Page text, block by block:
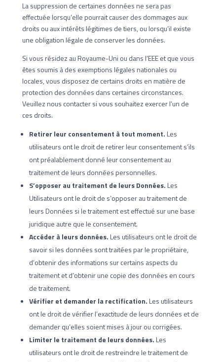
La suppression de certaines données ne sera pas
effectuée lorsqu’elle pourrait causer des dommages aux
droits ou aux intérêts légitimes de tiers, ou lorsqu’il existe
une obligation légale de conserver les données.
Si vous résidez au Royaume-Uni ou dans l’EEE et que vous
êtes soumis à des exemptions légales nationales ou
locales, vous disposez de certains droits en matière de
protection des données dans certaines circonstances.
Veuillez nous contacter si vous souhaitez exercer l’un de
ces droits.
Retirer leur consentement à tout moment.Les
utilisateurs ont le droit de retirer leur consentement s’ils
ont préalablement donné leur consentement au
traitement de leurs données personnelles.
S’opposer au traitement de leurs Données.Les
Utilisateurs ont le droit de s’opposer au traitement de
leurs Données si le traitement est effectué sur une base
juridique autre que le consentement.
Accéder à leurs données.Les utilisateurs ont le droit de
savoir si les données sont traitées par le propriétaire,
d’obtenir des informations sur certains aspects du
traitement et d’obtenir une copie des données en cours
de traitement.
Vérifier et demander la rectification.Les utilisateurs
ont le droit de vérifier l’exactitude de leurs données et de
demander qu’elles soient mises à jour ou corrigées.
Limiter le traitement de leurs données.Les
utilisateurs ont le droit de restreindre le traitement de